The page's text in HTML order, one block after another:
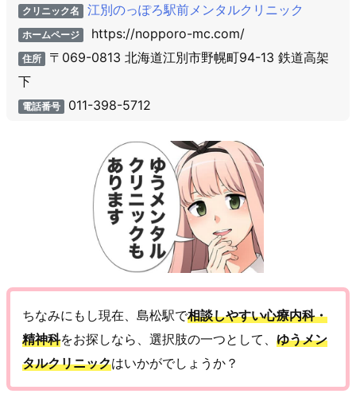
クリニック名 江別のっぽろ駅前メンタルクリニック
ホームページ https://nopporo-mc.com/
住所 〒069-0813 北海道江別市野幌町94-13 鉄道高架
下
電話番号 011-398-5712
ちなみにもし現在、島松駅で相談しやすい心療内科・
精神科をお探しなら、選択肢の一つとして、 ゆうメン
タルクリニックはいかがでしょうか？